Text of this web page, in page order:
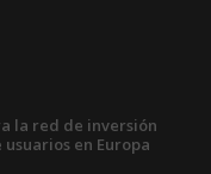
la red de inversión
en Europa